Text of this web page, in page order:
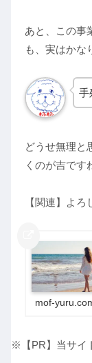
あと、この事
も、実はかな
手
どうせ無理と
くのが吉です
【関連】よろ
mof-
※【PR】当サイ